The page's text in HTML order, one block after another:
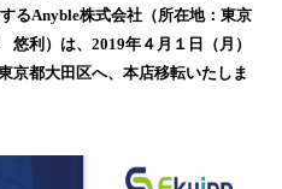
るAnyble株式会社（所在地：東京
利）は、2019年４月１日（月）
京都大田区へ、本店移転いたしま